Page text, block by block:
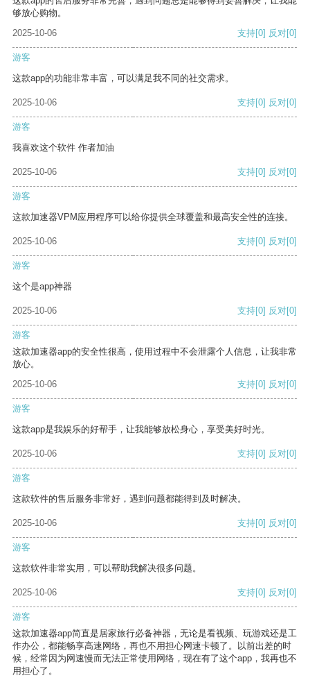
够放心购物。
2025-10-06
支持[0] 反对[0]
游客
这款app的功能非常丰富，可以满足我不同的社交需求。
2025-10-06 支持[0] 反对[0]
游客
我喜欢这个软件 作者加油
2025-10-06 支持[0] 反对[0]
游客
这款加速器VPM应用程序可以给你提供全球覆盖和最高安全性的连接。
2025-10-06 支持[0] 反对[0]
游客
这个是app神器
2025-10-06 支持[0] 反对[0]
游客
这款加速器app的安全性很高，使用过程中不会泄露个人信息，让我非常
放心。
2025-10-06
支持[0] 反对[0]
游客
这款app是我娱乐的好帮手，让我能够放松身心，享受美好时光。
2025-10-06 支持[0] 反对[0]
游客
这款软件的售后服务非常好，遇到问题都能得到及时解决。
2025-10-06 支持[0] 反对[0]
游客
这款软件非常实用，可以帮助我解决很多问题。
2025-10-06 支持[0] 反对[0]
游客
这款加速器app简直是居家旅行必备神器，无论是看视频、玩游戏还是工
作办公，都能畅享高速网络，再也不用担心网速卡顿了。以前出差的时
候，经常因为网速慢而无法正常使用网络，现在有了这个app，我再也不
用担心了。